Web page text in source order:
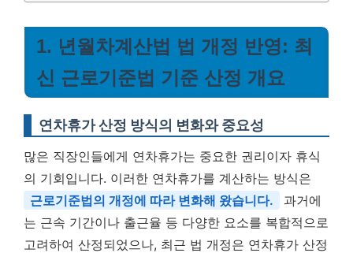
1. 년월차계산법 법 개정 반영: 최
신 근로기준법 기준 산정 개요
연차휴가 산정 방식의 변화와 중요성
많은 직장인들에게 연차휴가는 중요한 권리이자 휴식
의 기회입니다. 이러한 연차휴가를 계산하는 방식은
근로기준법의 개정에 따라 변화해 왔습니다.
과거에
는 근속 기간이나 출근율 등 다양한 요소를 복합적으로
고려하여 산정되었으나, 최근 법 개정은 연차휴가 산정